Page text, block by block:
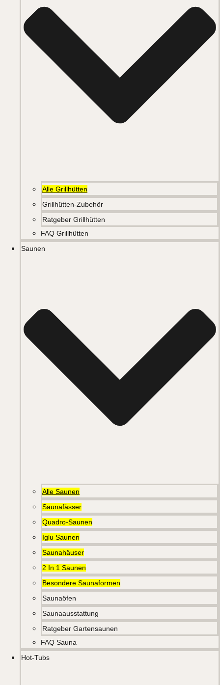
Alle Grillhütten
Grillhütten-Zubehör
Ratgeber Grillhütten
FAQ Grillhütten
Saunen
Alle Saunen
Saunafässer
Quadro-Saunen
Iglu Saunen
Saunahäuser
2 In 1 Saunen
Besondere Saunaformen
Saunaöfen
Saunaausstattung
Ratgeber Gartensaunen
FAQ Sauna
Hot-Tubs